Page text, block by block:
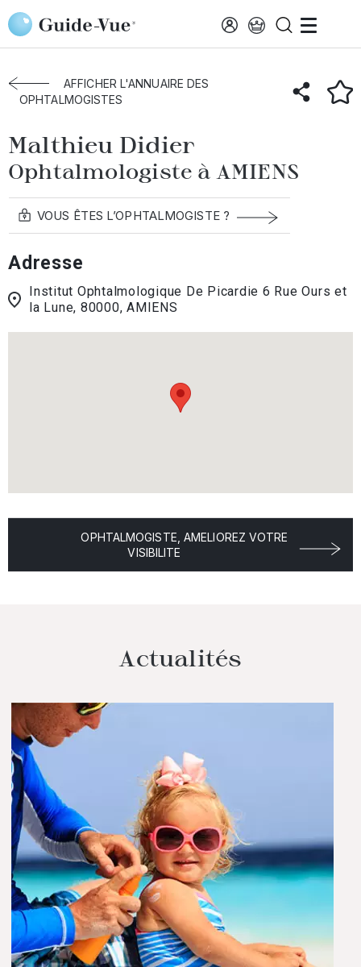
Aller au contenu principal
Accueil Annuaire des ophtalmologistes
Amiens
Malthieu Didier
AFFICHER L'ANNUAIRE DES
OPHTALMOGISTES
Malthieu Didier
Ophtalmologiste à AMIENS
VOUS ÊTES L’OPHTALMOGISTE ?
Adresse
Institut Ophtalmologique De Picardie 6 Rue Ours et
la Lune, 80000, AMIENS
OPHTALMOGISTE, AMELIOREZ VOTRE
VISIBILITE
Actualités